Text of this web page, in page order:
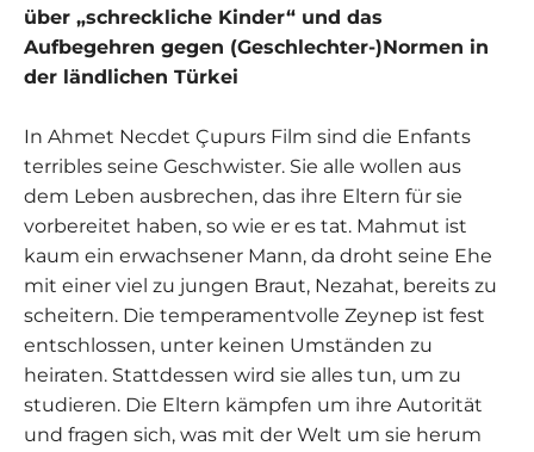
über „schreckliche Kinder“ und das
Aufbegehren gegen (Geschlechter-)Normen in
der ländlichen Türkei
In Ahmet Necdet Çupurs Film sind die Enfants
terribles seine Geschwister. Sie alle wollen aus
dem Leben ausbrechen, das ihre Eltern für sie
vorbereitet haben, so wie er es tat. Mahmut ist
kaum ein erwachsener Mann, da droht seine Ehe
mit einer viel zu jungen Braut, Nezahat, bereits zu
scheitern. Die temperamentvolle Zeynep ist fest
entschlossen, unter keinen Umständen zu
heiraten. Stattdessen wird sie alles tun, um zu
studieren. Die Eltern kämpfen um ihre Autorität
und fragen sich, was mit der Welt um sie herum